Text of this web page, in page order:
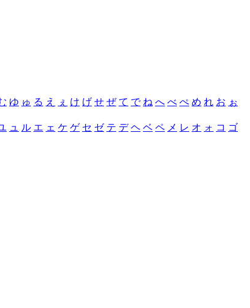
ゆ ゅ る え ぇ け げ せ ぜ て で ね へ べ ぺ め れ お ぉ
ュ ル エ ェ ケ ゲ セ ゼ テ デ ヘ ベ ペ メ レ オ ォ コ ゴ